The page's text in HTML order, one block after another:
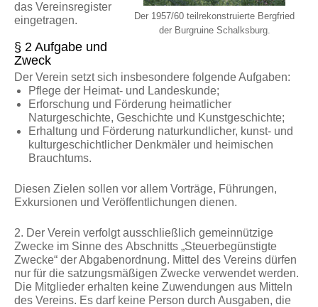
Der 1957/60 teilrekonstruierte Bergfried
der Burgruine Schalksburg.
das Vereinsregister
eingetragen.
§ 2 Aufgabe und
Zweck
Der Verein setzt sich insbesondere folgende Aufgaben:
Pflege der Heimat- und Landeskunde;
Erforschung und Förderung heimatlicher
Naturgeschichte, Geschichte und Kunstgeschichte;
Erhaltung und Förderung naturkundlicher, kunst- und
kulturgeschichtlicher Denkmäler und heimischen
Brauchtums.
Diesen Zielen sollen vor allem Vorträge, Führungen,
Exkursionen und Veröffentlichungen dienen.
2. Der Verein verfolgt ausschließlich gemeinnützige
Zwecke im Sinne des Abschnitts „Steuerbegünstigte
Zwecke“ der Abgabenordnung. Mittel des Vereins dürfen
nur für die satzungsmäßigen Zwecke verwendet werden.
Die Mitglieder erhalten keine Zuwendungen aus Mitteln
des Vereins. Es darf keine Person durch Ausgaben, die